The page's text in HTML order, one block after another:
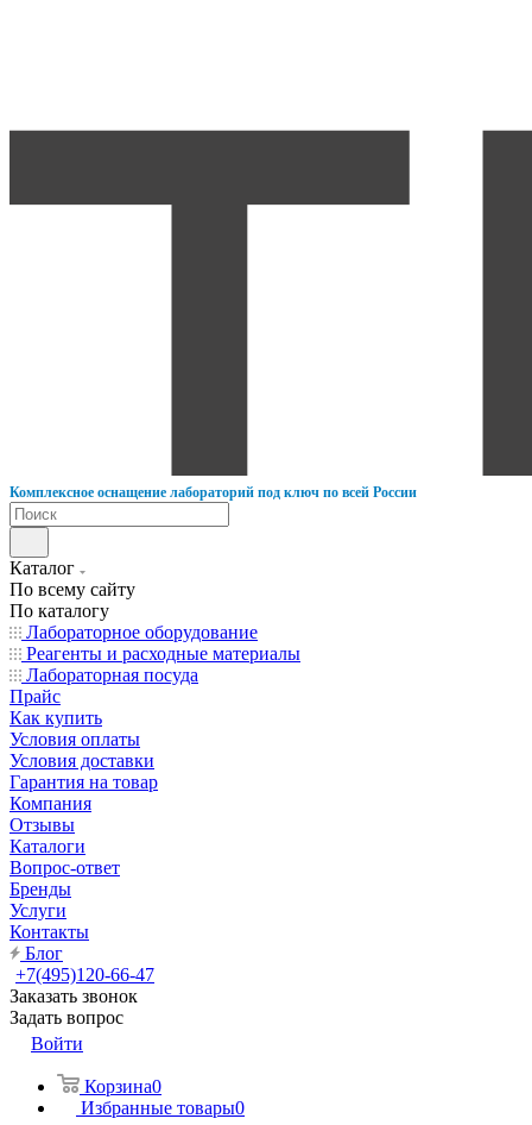
Комплексное оснащение лабораторий под ключ по всей России
Каталог
По всему сайту
По каталогу
Лабораторное оборудование
Реагенты и расходные материалы
Лабораторная посуда
Прайс
Как купить
Условия оплаты
Условия доставки
Гарантия на товар
Компания
Отзывы
Каталоги
Вопрос-ответ
Бренды
Услуги
Контакты
Блог
+7(495)120-66-47
Заказать звонок
Задать вопрос
Войти
Корзина0
Избранные товары0